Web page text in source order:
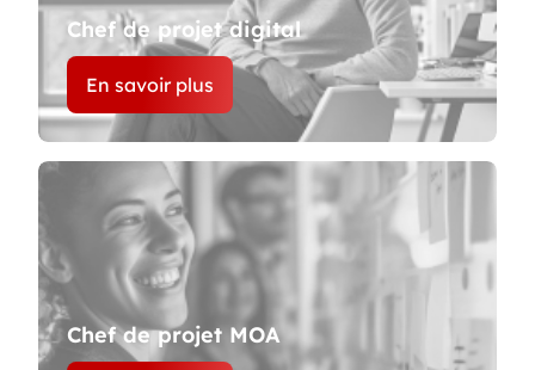
Chef de projet digital
En savoir plus
Chef de projet MOA